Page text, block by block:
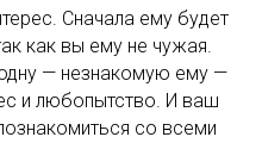
Сначала ему будет
как вы ему не чужая.
— незнакомую ему —
и любопытство. И ваш
со всеми